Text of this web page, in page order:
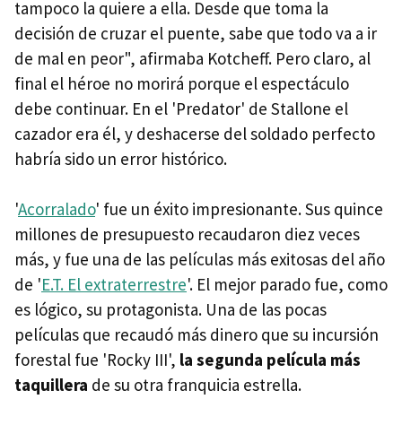
tampoco la quiere a ella. Desde que toma la
decisión de cruzar el puente, sabe que todo va a ir
de mal en peor", afirmaba Kotcheff. Pero claro, al
final el héroe no morirá porque el espectáculo
debe continuar. En el 'Predator' de Stallone el
cazador era él, y deshacerse del soldado perfecto
habría sido un error histórico.
'Acorralado' fue un éxito impresionante. Sus quince
millones de presupuesto recaudaron diez veces
más, y fue una de las películas más exitosas del año
de 'E.T. El extraterrestre'. El mejor parado fue, como
es lógico, su protagonista. Una de las pocas
películas que recaudó más dinero que su incursión
forestal fue 'Rocky III', la segunda película más
taquillera de su otra franquicia estrella.